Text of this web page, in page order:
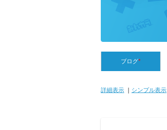
ブログ*
詳細表示 シンプル表示